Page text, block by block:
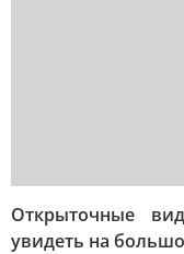
Открыточные
увидеть на